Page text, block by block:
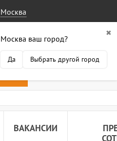
Москва
✖
Москва ваш город?
Да Выбрать другой город
51
38
Работаем без
Самовывоз: 2
Наша почта:
ВАКАНСИИ